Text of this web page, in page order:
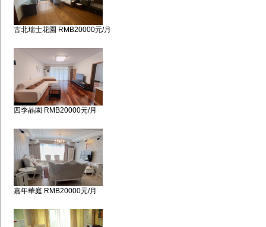
古北瑞士花園 RMB20000元/月
四季晶園 RMB20000元/月
嘉年華庭 RMB20000元/月